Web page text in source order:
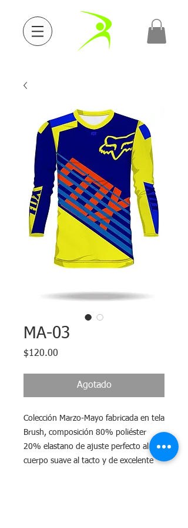
MA-03
$120.00
Agotado
Colección Marzo-Mayo fabricada en tela
Brush, composición 80% poliéster
20% elastano de ajuste perfecto al
cuerpo suave al tacto y de excelente